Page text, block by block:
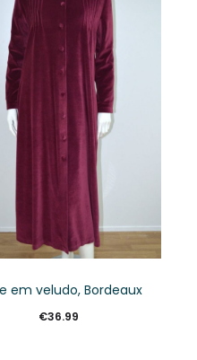
em veludo, Bordeaux
€36.99